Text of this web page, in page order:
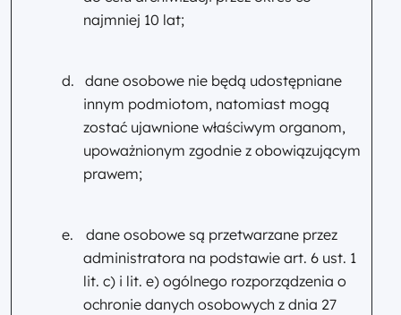
najmniej 10 lat;
d.
dane osobowe nie będą udostępniane
innym podmiotom, natomiast mogą
zostać ujawnione właściwym organom,
upoważnionym zgodnie z obowiązującym
prawem;
e.
dane osobowe są przetwarzane przez
administratora na podstawie art. 6 ust. 1
lit. c) i lit. e) ogólnego rozporządzenia o
ochronie danych osobowych z dnia 27